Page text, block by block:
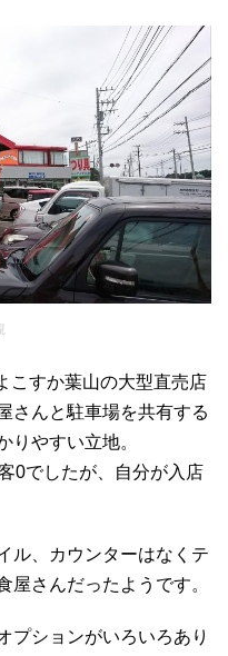
こすか葉山の大型直売店
さんと駐車場を共有する
りやすい立地。
0でしたが、自分が入店
ル、カウンターはなくテ
屋さんだったようです。
プションがいろいろあり